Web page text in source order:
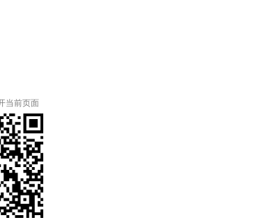
当前页面